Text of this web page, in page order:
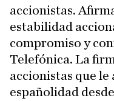
accionistas.
estabilidad
compromiso y
Telefónica. La
accionistas que
españolidad